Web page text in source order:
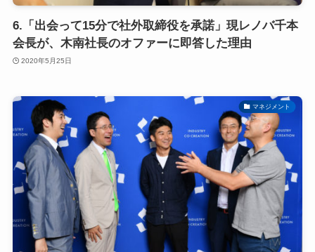
6.「出会って15分で社外取締役を承諾」現レノバ千本
会長が、木南社長のオファーに即答した理由
2020年5月25日
マネジメント